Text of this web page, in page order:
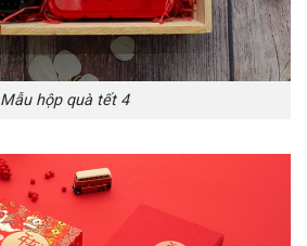
Mẫu hộp quà tết 4